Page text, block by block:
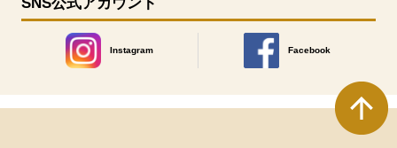
Instagram
別のウィンドウで開きます。
Facebook
別のウィンドウで開きます